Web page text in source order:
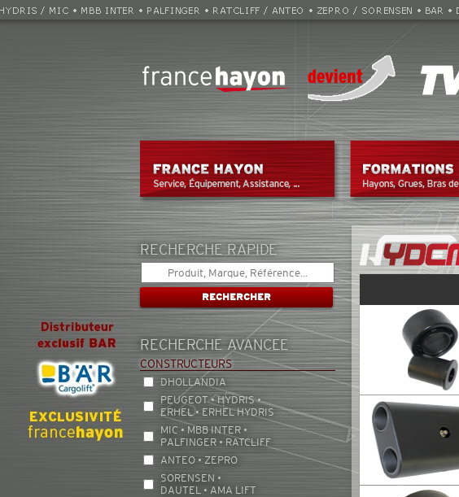
RECHERCHE RAPIDE
RECHERCHE AVANCEE
CONSTRUCTEURS
DHOLLANDIA
PEUGEOT • HYDRIS •
ERHEL • ERHEL HYDRIS
MIC • MBB INTER •
PALFINGER • RATCLIFF
ANTEO • ZEPRO
SORENSEN •
DAUTEL • AMA LIFT